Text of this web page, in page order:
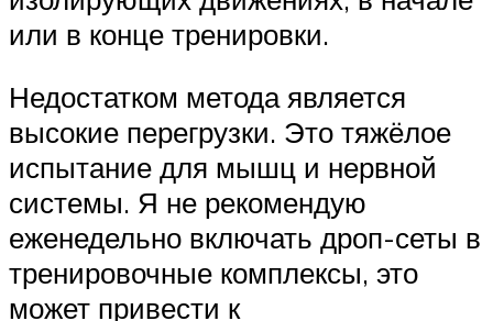
или в конце тренировки.
Недостатком метода является
высокие перегрузки. Это тяжёлое
испытание для мышц и нервной
системы. Я не рекомендую
еженедельно включать дроп-сеты в
тренировочные комплексы, это
может привести к